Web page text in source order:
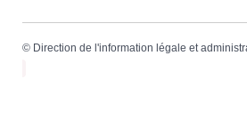
© Direction de l'information légale et